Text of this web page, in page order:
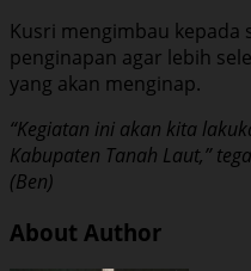
Kusri mengimbau
penginapan agar lebih
yang akan menginap.
“Kegiatan ini akan kita
Kabupaten Tanah Laut,”
(Ben)
About Author